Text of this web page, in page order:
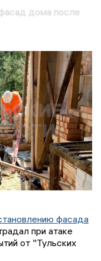
дома после
фасада
при атаке
от "Тульских